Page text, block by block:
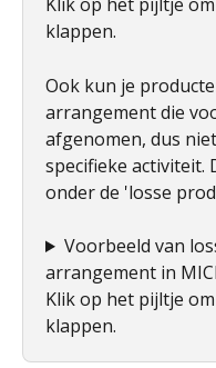
klappen.
Ook kun je
arrangement die
afgenomen, dus
specifieke activiteit.
onder de 'losse
Voorbeeld van
arrangement in
Klik op het pijltje
klappen.